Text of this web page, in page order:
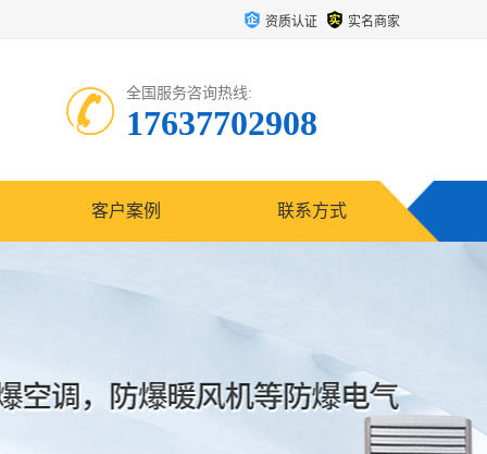
资质认证 实名商家
全国服务咨询热线:
17637702908
客户案例 联系方式